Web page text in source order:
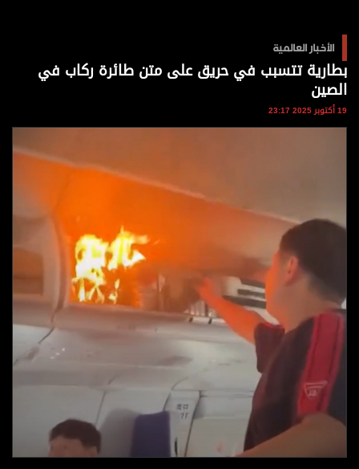
الرياضة
وجهات نظر
الترفيه
فيديو
بودكاست
إنفوجراف
قصة صورة
كاريكتير
برامج
الأخبار العالمية
بطارية تتسبب في حريق على متن طائرة ركاب في
الصين
19 أكتوبر 2025 23:17